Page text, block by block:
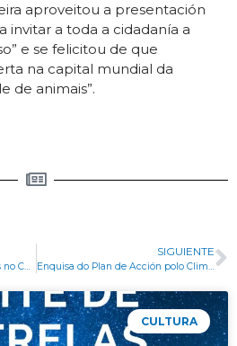
aproveitou a presentación
invitar a toda a cidadanía a
e se felicitou de que
na capital mundial da
de animais”.
Listaxe definitiva de Admitidos no Campamento de Verán “Gondoverán”
SIGUIENTE
Enquisa do Plan de Acción polo Clima e a Enerxía Sostible
CULTURA